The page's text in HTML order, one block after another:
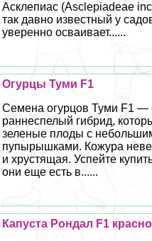
Асклепиас (Asclepiadeae
так давно известный у
уверенно осваивает......
Огурцы Туми F1
Семена огурцов Туми F1 —
раннеспелый гибрид,
зеленые плоды с
пупырышками. Кожура
и хрустящая. Успейте
они еще есть в......
Капуста Рондал F1